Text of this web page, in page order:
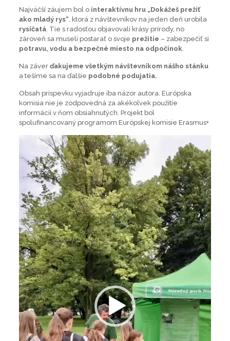
Najväčší záujem bol o interaktívnu hru „Dokážeš prežiť
ako mladý rys“ , ktorá z návštevníkov na jeden deň urobila
rysíčatá. Tie s radosťou objavovali krásy prírody, no
zároveň sa museli postarať o svoje prežitie – zabezpečiť si
potravu, vodu a bezpečné miesto na odpočinok
Na záver ďakujeme všetkým návštevníkom nášho stánku
a tešíme sa na ďalšie podobné podujatia.
Obsah príspevku vyjadruje iba názor autora. Európska
komisia nie je zodpovedná za akékoľvek použitie
informácií v ňom obsiahnutých. Projekt bol
spolufinancovaný programom Európskej komisie Erasmus+
prehrávač